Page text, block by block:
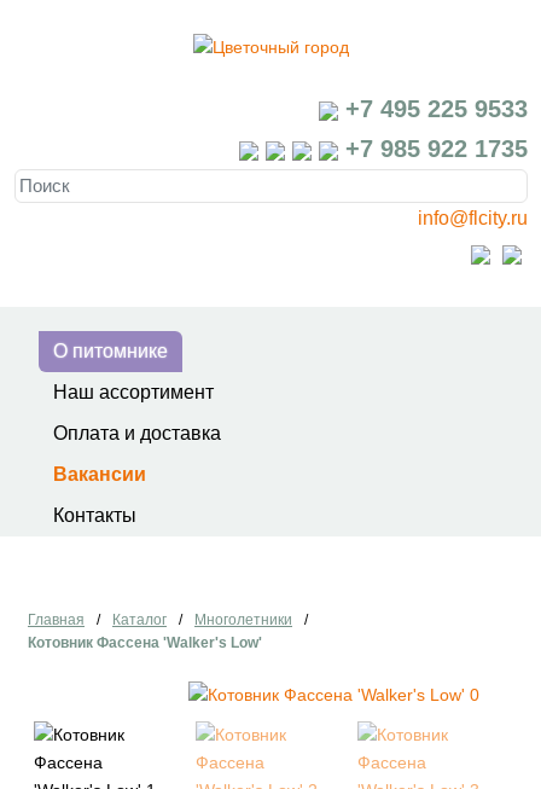
+7 495 225 9533
+7 985 922 1735
info@flcity.ru
О питомнике
Наш ассортимент
Оплата и доставка
Вакансии
Контакты
Главная / Каталог / Многолетники
/
Котовник Фассена 'Walker's Low'